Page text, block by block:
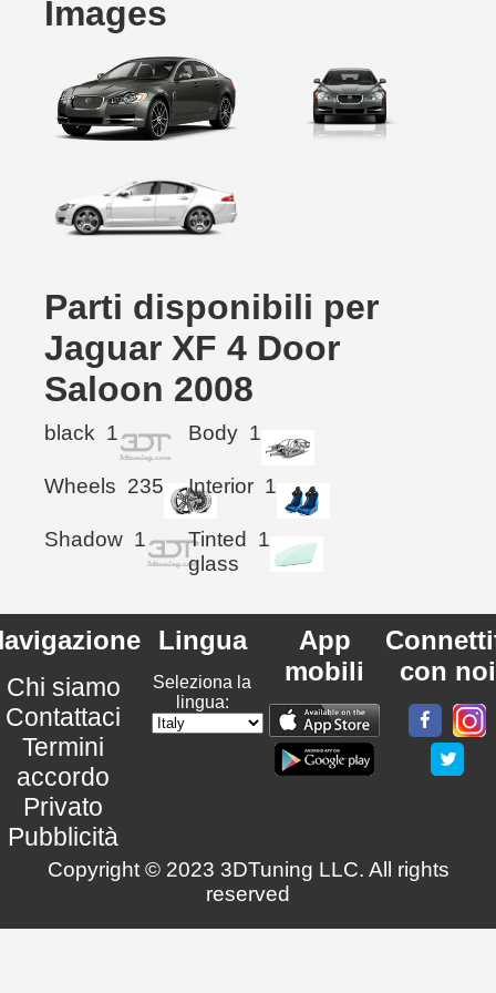
Images
Parti disponibili per
Jaguar XF 4 Door
Saloon 2008
black 1 Body 1
Wheels 235 Interior 1
Shadow 1
Tinted
glass
1
Chi siamo
Contattaci
Termini
accordo
Privato
Pubblicità
Lingua
Seleziona la
lingua:
App
mobili
con noi
Copyright © 2023 3DTuning LLC. All rights
reserved